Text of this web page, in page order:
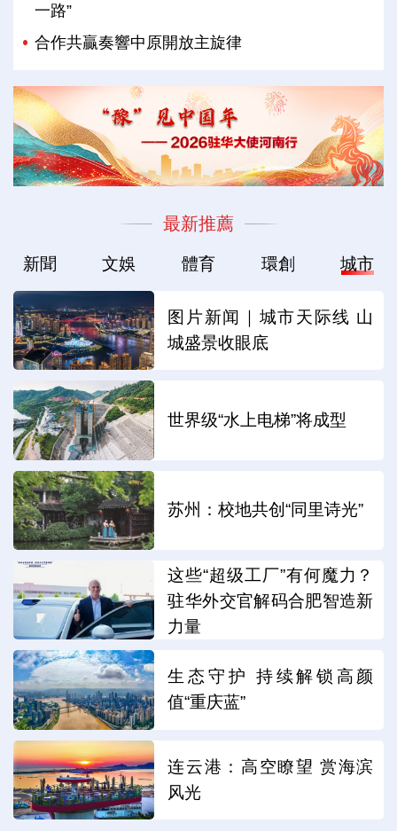
一路”
合作共贏奏響中原開放主旋律
最新推薦
新聞 文娛 體育 環創 城市
图片新闻｜城市天际线 山
城盛景收眼底
世界级“水上电梯”将成型
苏州：校地共创“同里诗光”
这些“超级工厂”有何魔力？
驻华外交官解码合肥智造新
力量
生态守护 持续解锁高颜
值“重庆蓝”
连云港：高空瞭望 赏海滨
风光